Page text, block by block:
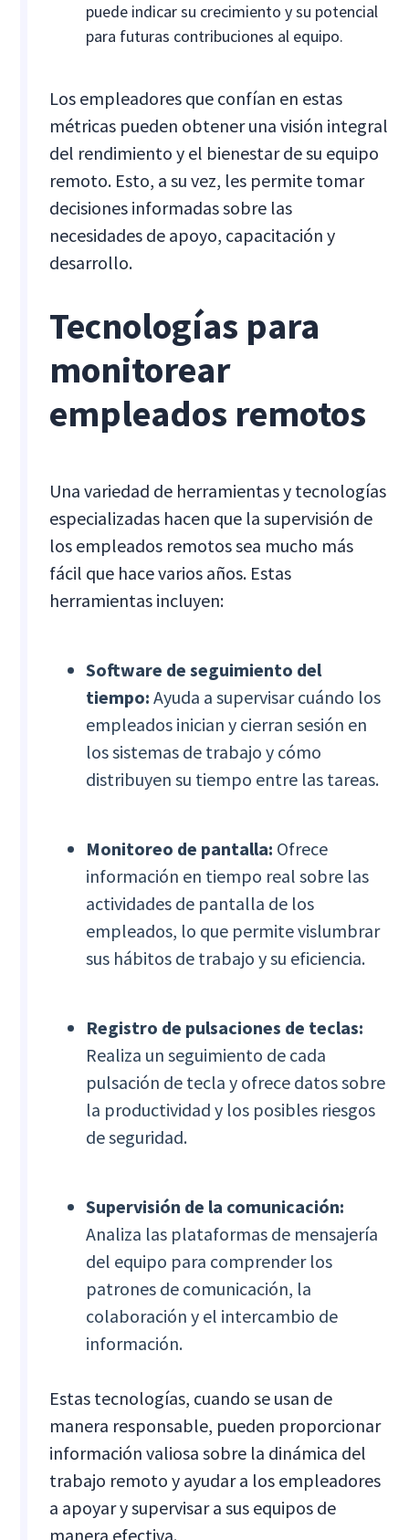
puede indicar su crecimiento y su potencial
para futuras contribuciones al equipo.
Los empleadores que confían en estas
métricas pueden obtener una visión integral
del rendimiento y el bienestar de su equipo
remoto. Esto, a su vez, les permite tomar
decisiones informadas sobre las
necesidades de apoyo, capacitación y
desarrollo.
Tecnologías para
monitorear
empleados remotos
Una variedad de herramientas y tecnologías
especializadas hacen que la supervisión de
los empleados remotos sea mucho más
fácil que hace varios años. Estas
herramientas incluyen:
Software de seguimiento del
tiempo: Ayuda a supervisar cuándo los
empleados inician y cierran sesión en
los sistemas de trabajo y cómo
distribuyen su tiempo entre las tareas.
Monitoreo de pantalla: Ofrece
información en tiempo real sobre las
actividades de pantalla de los
empleados, lo que permite vislumbrar
sus hábitos de trabajo y su eficiencia.
Registro de pulsaciones de teclas:
Realiza un seguimiento de cada
pulsación de tecla y ofrece datos sobre
la productividad y los posibles riesgos
de seguridad.
Supervisión de la comunicación:
Analiza las plataformas de mensajería
del equipo para comprender los
patrones de comunicación, la
colaboración y el intercambio de
información.
Estas tecnologías, cuando se usan de
manera responsable, pueden proporcionar
información valiosa sobre la dinámica del
trabajo remoto y ayudar a los empleadores
a apoyar y supervisar a sus equipos de
manera efectiva.